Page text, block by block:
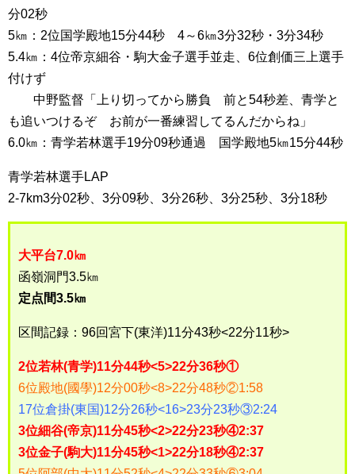
分02秒
5㎞：2位国学殿地15分44秒 4～6㎞3分32秒・3分34秒
5.4㎞：4位帝京細谷・駒大金子選手並走、6位創価三上選手
付けず
中野監督「上り切ってから勝負 前と54秒差、青学と
も追いつけるぞ お前が一番練習してるんだからね」
6.0㎞：青学若林選手19分09秒通過 国学殿地5㎞15分44秒
青学若林選手LAP
2-7km3分02秒、3分09秒、3分26秒、3分25秒、3分18秒
大平台7.0㎞
函嶺洞門3.5㎞
定点間3.5㎞
区間記録：96回宮下(東洋)11分43秒<22分11秒>
2位若林(青学)11分44秒<5>22分36秒①
6位殿地(國學)12分00秒<8>22分48秒②1:58
17位倉掛(東国)12分26秒<16>23分23秒③2:24
3位細谷(帝京)11分45秒<2>22分23秒④2:37
3位金子(駒大)11分45秒<1>22分18秒④2:37